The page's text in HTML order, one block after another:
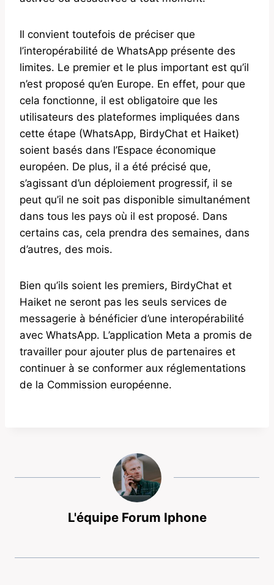
Il convient toutefois de préciser que
l’interopérabilité de WhatsApp présente des
limites. Le premier et le plus important est qu’il
n’est proposé qu’en Europe. En effet, pour que
cela fonctionne, il est obligatoire que les
utilisateurs des plateformes impliquées dans
cette étape (WhatsApp, BirdyChat et Haiket)
soient basés dans l’Espace économique
européen. De plus, il a été précisé que,
s’agissant d’un déploiement progressif, il se
peut qu’il ne soit pas disponible simultanément
dans tous les pays où il est proposé. Dans
certains cas, cela prendra des semaines, dans
d’autres, des mois.
Bien qu’ils soient les premiers, BirdyChat et
Haiket ne seront pas les seuls services de
messagerie à bénéficier d’une interopérabilité
avec WhatsApp. L’application Meta a promis de
travailler pour ajouter plus de partenaires et
continuer à se conformer aux réglementations
de la Commission européenne.
L'équipe Forum Iphone